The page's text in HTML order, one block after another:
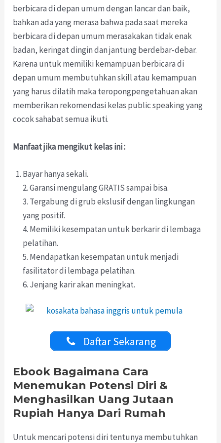
berbicara di depan umum dengan lancar dan baik,
bahkan ada yang merasa bahwa pada saat mereka
berbicara di depan umum merasakakan tidak enak
badan, keringat dingin dan jantung berdebar-debar.
Karena untuk memiliki kemampuan berbicara di
depan umum membutuhkan skill atau kemampuan
yang harus dilatih maka teropongpengetahuan akan
memberikan rekomendasi kelas public speaking yang
cocok sahabat semua ikuti.
Manfaat jika mengikut kelas ini :
Bayar hanya sekali.
2. Garansi mengulang GRATIS sampai bisa.
3. Tergabung di grub ekslusif dengan lingkungan
yang positif.
4. Memiliki kesempatan untuk berkarir di lembaga
pelatihan.
5. Mendapatkan kesempatan untuk menjadi
fasilitator di lembaga pelatihan.
6. Jenjang karir akan meningkat.
Daftar Sekarang
Ebook Bagaimana Cara
Menemukan Potensi Diri &
Menghasilkan Uang Jutaan
Rupiah Hanya Dari Rumah
Untuk mencari potensi diri tentunya membutuhkan